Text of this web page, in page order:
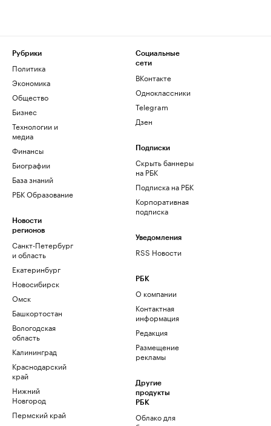
Рубрики
Политика
Экономика
Общество
Бизнес
Технологии и
медиа
Финансы
Биографии
База знаний
РБК Образование
Новости
регионов
Санкт-Петербург
и область
Екатеринбург
Новосибирск
Омск
Башкортостан
Вологодская
область
Калининград
Краснодарский
край
Нижний
Новгород
Пермский край
Социальные
сети
ВКонтакте
Одноклассники
Telegram
Дзен
Подписки
Скрыть баннеры
на РБК
Подписка на РБК
Корпоративная
подписка
Уведомления
RSS Новости
РБК
О компании
Контактная
информация
Редакция
Размещение
рекламы
Другие
продукты
РБК
Облако для